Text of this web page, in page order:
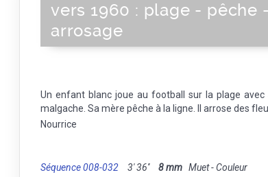
vers 1960 : plage - pêche -
arrosage
Un enfant blanc joue au football sur la plage avec
malgache. Sa mère pêche à la ligne. Il arrose des
Nourrice
Séquence 008-032 3' 36'' 8 mm Muet - Couleur